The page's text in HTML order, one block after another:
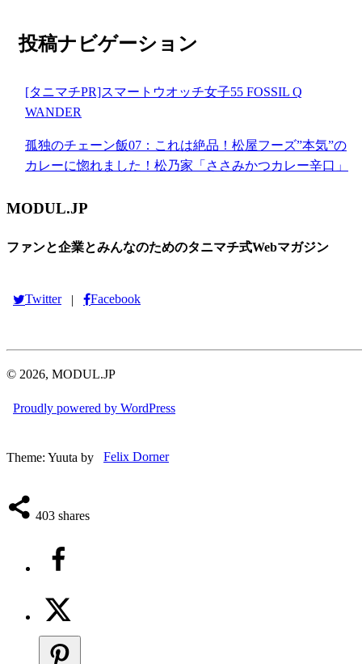
投稿ナビゲーション
[タニマチPR]スマートウオッチ女子55 FOSSIL Q
WANDER
孤独のチェーン飯07：これは絶品！松屋フーズ”本気”の
カレーに惚れました！松乃家「ささみかつカレー辛口」
MODUL.JP
ファンと企業とみんなのためのタニマチ式Webマガジン
Twitter | Facebook
© 2026, MODUL.JP
Proudly powered by WordPress
Theme: Yuuta by Felix Dorner
403 shares